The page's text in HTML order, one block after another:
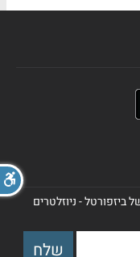
ביזפורטל - ניוזלטרים